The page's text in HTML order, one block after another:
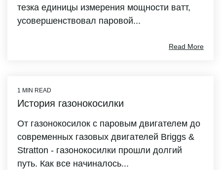
тезка единицы измерения мощности ватт,
усовершенствовал паровой...
Read More
1 MIN READ
История газонокосилки
От газонокосилок с паровым двигателем до
современных газовых двигателей Briggs &
Stratton - газонокосилки прошли долгий
путь. Как все начиналось...